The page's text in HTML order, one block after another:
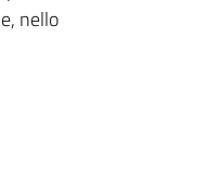
nello